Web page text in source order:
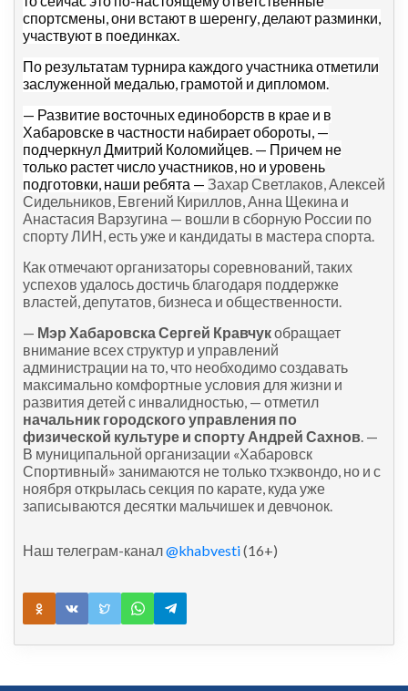
спортсмены, они встают в шеренгу, делают разминки,
участвуют в поединках.
По результатам турнира каждого участника отметили
заслуженной медалью, грамотой и дипломом.
— Развитие восточных единоборств в крае и в
Хабаровске в частности набирает обороты, —
подчеркнул Дмитрий Коломийцев. — Причем не
только растет число участников, но и уровень
подготовки, наши ребята — Захар Светлаков, Алексей
Сидельников, Евгений Кириллов, Анна Щекина и
Анастасия Варзугина — вошли в сборную России по
спорту ЛИН, есть уже и кандидаты в мастера спорта.
Как отмечают организаторы соревнований, таких
успехов удалось достичь благодаря поддержке
властей, депутатов, бизнеса и общественности.
— Мэр Хабаровска Сергей Кравчукобращает
внимание всех структур и управлений
администрации на то, что необходимо создавать
максимально комфортные условия для жизни и
развития детей с инвалидностью, — отметил
начальник городского управления по
физической культуре и спорту Андрей Сахнов. —
В муниципальной организации «Хабаровск
Спортивный» занимаются не только тхэквондо, но и с
ноября открылась секция по карате, куда уже
записываются десятки мальчишек и девчонок.
Наш телеграм-канал@khabvesti(16+)